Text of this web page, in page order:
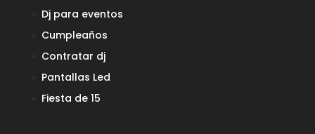
Dj para eventos
Cumpleaños
Contratar dj
Pantallas Led
Fiesta de 15